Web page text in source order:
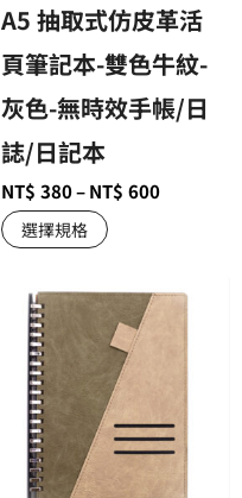
A5 抽取式仿皮革活
頁筆記本-雙色牛紋-
灰色-無時效手帳/日
誌/日記本
NT$ 380–NT$ 600
選擇規格